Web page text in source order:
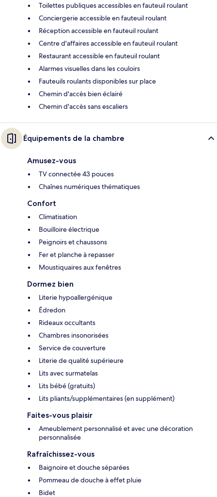
Toilettes publiques accessibles en fauteuil roulant
Conciergerie accessible en fauteuil roulant
Réception accessible en fauteuil roulant
Centre d'affaires accessible en fauteuil roulant
Restaurant accessible en fauteuil roulant
Alarmes visuelles dans les couloirs
Fauteuils roulants disponibles sur place
Chemin d'accès bien éclairé
Chemin d'accès sans escaliers
Équipements de la chambre
Amusez-vous
TV connectée 43 pouces
Chaînes numériques thématiques
Confort
Climatisation
Bouilloire électrique
Peignoirs et chaussons
Fer et planche à repasser
Moustiquaires aux fenêtres
Dormez bien
Literie hypoallergénique
Édredon
Rideaux occultants
Chambres insonorisées
Service de couverture
Literie de qualité supérieure
Lits avec surmatelas
Lits bébé (gratuits)
Lits pliants/supplémentaires (en supplément)
Faites-vous plaisir
Ameublement personnalisé et avec une décoration
personnalisée
Rafraîchissez-vous
Baignoire et douche séparées
Pommeau de douche à effet pluie
Bidet